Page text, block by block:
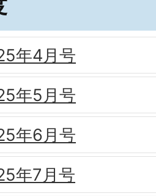
年4月号
年5月号
年6月号
年7月号